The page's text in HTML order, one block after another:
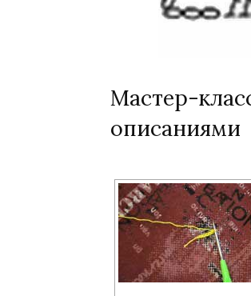
Мастер-
описаниями